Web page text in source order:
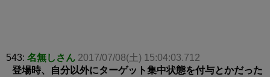
543: 名無しさん 2017/07/08(土) 15:04:03.712
登場時、自分以外にターゲット集中状態を付与とかだった